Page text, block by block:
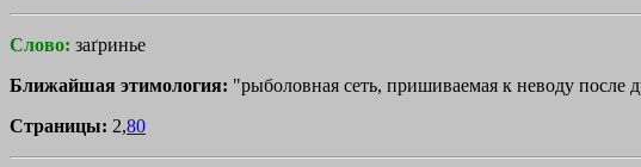
Слово: заґринье
Ближайшая этимология: "рыболовная сеть, пришиваемая к неводу после
Страницы: 2,80